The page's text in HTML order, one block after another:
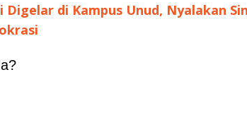
Digelar di Kampus Unud, Nyalakan